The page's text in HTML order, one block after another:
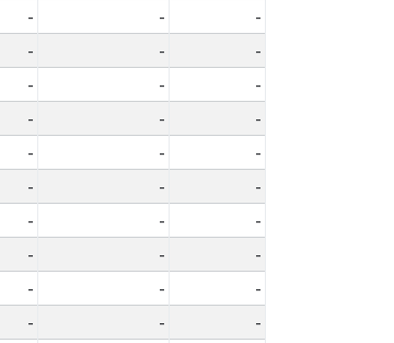
- -
-
- -
-
- -
-
- -
-
- -
-
- -
-
- -
-
- -
-
- -
-
- -
-